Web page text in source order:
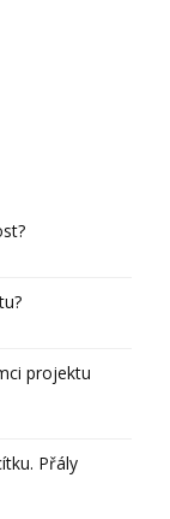
projektu
Přály